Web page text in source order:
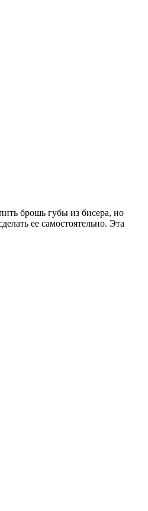
брошь губы из бисера, но
ее самостоятельно. Эта